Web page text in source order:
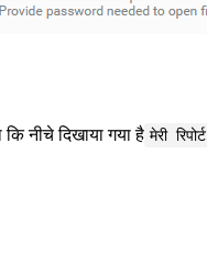
नीचे दिखाया गया है मेरी रिपोर्ट